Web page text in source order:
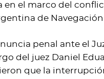
en el marco del
de Navegación
penal ante el
del juez Daniel
que la